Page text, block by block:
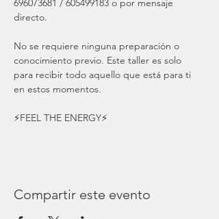
696073681 / 605499183 o por mensaje
directo.
No se requiere ninguna preparación o
conocimiento previo. Este taller es solo
para recibir todo aquello que está para ti
en estos momentos.
⚡️FEEL THE ENERGY⚡️
Compartir este evento